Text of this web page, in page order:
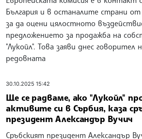
България и в останалите страни от
за да оцени цялостното
предложението за продажба на
"Лукойл". Това заяви днес говорител
редовната
30.10.2025 15:42
Ще се радваме, ако "Лукойл"
активите си в Сърбия, каза
президент Александър Вучич
Сръбският президент Александър